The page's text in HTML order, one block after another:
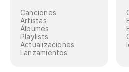
Canciones
Artistas
Álbumes
Playlists
Actualizaciones
Lanzamientos